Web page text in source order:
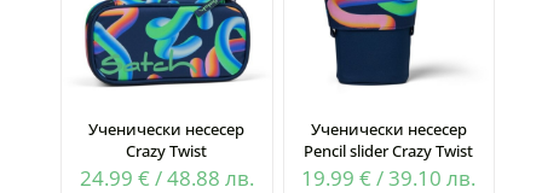
Ученически несесер
Crazy Twist
24.99 € /48.88 лв.
Ученически несесер
Pencil slider Crazy Twist
19.99€ /39.10лв.